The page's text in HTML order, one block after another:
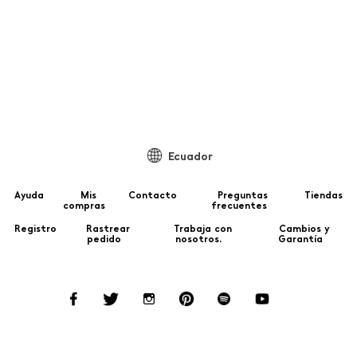
Ecuador
Ayuda
Mis
compras
Contacto
Preguntas
frecuentes
Tiendas
Registro
Rastrear
pedido
Trabaja con
nosotros.
Cambios y
Garantía